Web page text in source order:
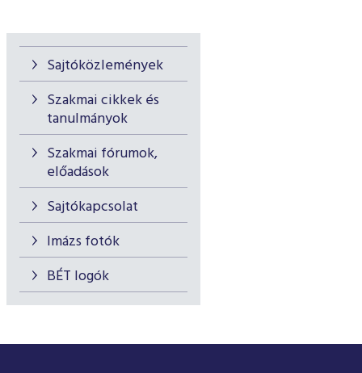
Sajtóközlemények
Szakmai cikkek és
tanulmányok
Szakmai fórumok,
előadások
Sajtókapcsolat
Imázs fotók
BÉT logók